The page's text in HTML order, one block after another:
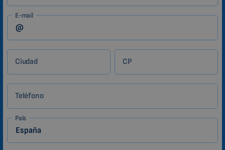
E-mail
Ciudad CP
Teléfono
País